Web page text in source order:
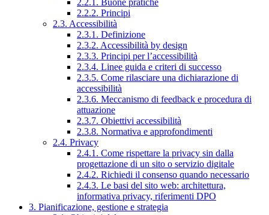
2.2.2. Principi
2.3. Accessibilità
2.3.1. Definizione
2.3.2. Accessibilità by design
2.3.3. Principi per l’accessibilità
2.3.4. Linee guida e criteri di successo
2.3.5. Come rilasciare una dichiarazione di
accessibilità
2.3.6. Meccanismo di feedback e procedura di
attuazione
2.3.7. Obiettivi accessibilità
2.3.8. Normativa e approfondimenti
2.4. Privacy
2.4.1. Come rispettare la privacy sin dalla
progettazione di un sito o servizio digitale
2.4.2. Richiedi il consenso quando necessario
2.4.3. Le basi del sito web: architettura,
informativa privacy, riferimenti DPO
3. Pianificazione, gestione e strategia